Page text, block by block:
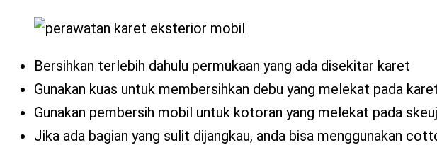
Bersihkan terlebih dahulu permukaan yang ada disekitar karet
Gunakan kuas untuk membersihkan debu yang melekat pada
Gunakan pembersih mobil untuk kotoran yang melekat pada
Jika ada bagian yang sulit dijangkau, anda bisa menggunakan